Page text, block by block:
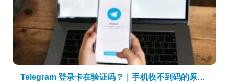
Telegram 登录卡在验证码？｜手机收不到码的原因与最快恢复登入的流程说明